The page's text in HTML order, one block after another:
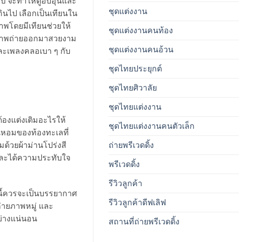
ไป เลือกเป็นเทียนใน
พโดยมีเทียนช่วยให้
พถ่ายออกมาสวยงาม
เพลงคลอเบา ๆ กับ
งแต่งเติมอะไรให้
อมของท้องทะเลที่
ด้วยผ้าม่านโปร่งสี
ได้ความประทับใจ
วรจะเป็นบรรยากาศ
ยภาพหมู่ และ
างแน่นอน
ชุดแต่งงาน
ชุดแต่งงานคนท้อง
ชุดแต่งงานคนอ้วน
ชุดไทยประยุกต์
ชุดไทยศิวาลัย
ชุดไทยแต่งงาน
ชุดไทยแต่งงานคนตัวเล็ก
ถ่ายพรีเวดดิ้ง
พรีเวดดิ้ง
รีวิวลูกค้า
รีวิวลูกค้าดีฟเลิฟ
สถานที่ถ่ายพรีเวดดิ้ง